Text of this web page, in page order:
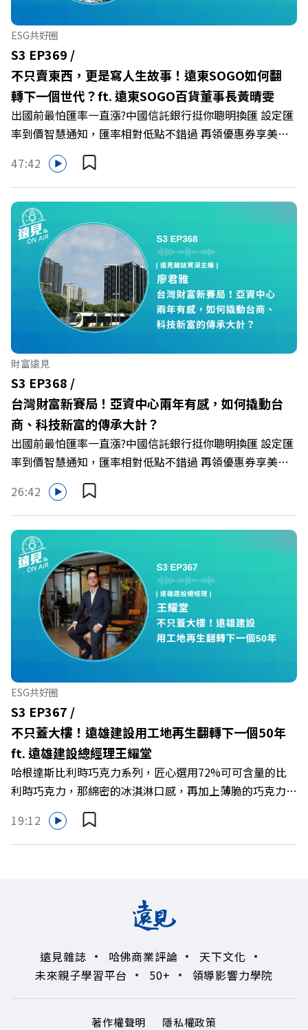
作者 李崇義、謝佳芸 +++++ 🫧清除腦袋的盲點，也順手理
清生活的雜亂。 點開看質感養成術>>
https://gvmkt.pse.is/9al3px ✨關注《遠見》更多的社群：
LINE：https://reurl.cc/A4ELQp IG：
https://bit.ly/3AjBWNV YT：https://bit.ly/38jNi9k
Powered by Firstory Hosting
ESG共好圈
S3 EP369 /
不只賣東西，更是寫人生故事！遠東SOGO如何翻
轉下一個世代？ft. 遠東SOGO百貨董事長黃晴雯
出國前最怕匯率一直漲?中國信託銀行挺你聰明換匯 設定匯
率到價智慧通知，匯率相對低點不錯過 再領優惠券享美金
最高減3分等優惠 立即設定： https://fstry.pse.is/9d7lr7
投資外幣如幣別轉換可能產生匯兌損失，應評估涉及自身情
況審慎投資。 完整注意事項詳見網站資訊。 —— 以上為
Firstory Podcast 廣告 —— 在永續減碳、綠色消費與友善
職場的變革浪潮下，傳統大流量、高耗能的百貨零售業該如
何轉型突圍？ 本集《遠見ON AIR》邀請到遠東SOGO百貨
董事長黃晴雯，帶你解析遠東SOGO如何透過戰略布局，打
造出兼顧企業獲利與社會共好的綠色零售新契機！ 🔺如何
從單純百貨專櫃轉型為有溫度的利他平台？ 🔺最難節能的
零售業如何落實「EP100」能效倍增計畫？ 🔺成功推動育
嬰留停、男同仁樂意成家！驚豔業界的「生育代理人制度」
🔺最有人情味的文化橋梁！從社會創新到經典「日本展」的
共好實踐 主持人／遠見雜誌副社長兼遠見智庫總編輯 李建
興 與談人／遠東SOGO百貨董事長 黃晴雯 +++++ 🫧清除腦
袋的盲點，也順手理清生活的雜亂。 點開看質感養成術>>
https://gvmkt.pse.is/9al3px ✨關注《遠見》更多的社群：
LINE：https://reurl.cc/A4ELQp IG：
https://bit.ly/3AjBWNV YT：https://bit.ly/38jNi9k
Powered by Firstory Hosting
47:42
財富遠見
S3 EP368 /
台灣財富新賽局！亞資中心兩年有感，如何撬動台
商、科技新富的傳承大計？
出國前最怕匯率一直漲?中國信託銀行挺你聰明換匯 設定匯
率到價智慧通知，匯率相對低點不錯過 再領優惠券享美金
最高減3分等優惠 立即設定： https://fstry.pse.is/9d7lr7
投資外幣如幣別轉換可能產生匯兌損失，應評估涉及自身情
況審慎投資。 完整注意事項詳見網站資訊。 —— 以上為
Firstory Podcast 廣告 —— 如果有一天，台灣成為亞洲新
一代的財富調度與資產管理重鎮，你的資產配置會怎麼變？
在政府力推「亞洲資產管理中心」政策、高雄專區成立滿週
年的關鍵時刻，台灣的投信、信託與財富管理業務，正迎來
史詩級的法規鬆綁與資金浪潮。 本集《遠見ON AIR》邀請
到遠見資深主編廖君雅，帶你解析這場台灣史上最大規模的
財富版圖重組。 🔺資產管理大躍進！台灣憑什麼挑戰亞太
金融重鎮？ 🔺不只是口號！主動式ETF與被動平衡型ETF如
何引爆市場？ 🔺打破「富不過三代」魔咒，如何靠信託鬆
綁落實百年傳承？ 🔺高雄專區滿一週年！如何打造在地財
富生態系？ 主持人／遠見雜誌總編輯 林讓均 與談人／遠見
雜誌資深主編 廖君雅 +++++ 💰更多專題導覽
>>https://www.gvm.com.tw/topic/2355 🫧清除腦袋的盲
點，也順手理清生活的雜亂。 點開看質感養成術>>
https://gvmkt.pse.is/9al3px ✨關注《遠見》更多的社群：
LINE：https://reurl.cc/A4ELQp IG：
https://bit.ly/3AjBWNV YT：https://bit.ly/38jNi9k
26:42
ESG共好圈
S3 EP367 /
不只蓋大樓！遠雄建設用工地再生翻轉下一個50年
ft. 遠雄建設總經理王耀堂
哈根達斯比利時巧克力系列，匠心選用72%可可含量的比
利時巧克力，那綿密的冰淇淋口感，再加上薄脆的巧克力脆
片，苦甜交織，完美呈現黑巧克力的濃郁香醇，是專屬成熟
大人系的奢華風味。 https://fstry.pse.is/9byecv —— 以上
為 Firstory Podcast 廣告 —— 在氣候變遷、淨零轉型與高
來建築中大放異彩？ 本集《遠見ON AIR》邀請到遠雄建設
總經理王耀堂，帶你解析遠雄如何打造出兼顧品牌信任與環
何轉型為長期品牌信任？ 🔺滿意度不到二成的「垃圾總
部」？空間改造如何徹底翻轉企業DNA 🔺當循環建材走向
精緻化！24樓高滿意度的「永續美學」實踐 🔺改寫建材生
19:12
遠見雜誌 哈佛商業評論
天下文化
未來親子學習平台
50+ 領導影響力學院
著作權聲明 隱私權政策